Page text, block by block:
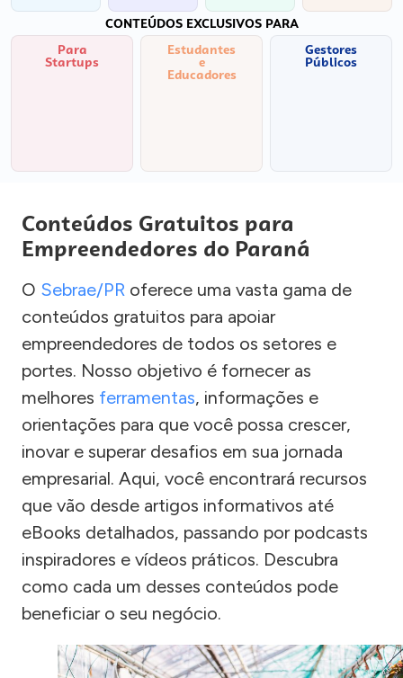
CONTEÚDOS EXCLUSIVOS PARA
Para
Startups
Estudantes
e
Educadores
Gestores
Públicos
Conteúdos Gratuitos para
Empreendedores do Paraná
O Sebrae/PR oferece uma vasta gama de
conteúdos gratuitos para apoiar
empreendedores de todos os setores e
portes. Nosso objetivo é fornecer as
melhores ferramentas, informações e
orientações para que você possa crescer,
inovar e superar desafios em sua jornada
empresarial. Aqui, você encontrará recursos
que vão desde artigos informativos até
eBooks detalhados, passando por podcasts
inspiradores e vídeos práticos. Descubra
como cada um desses conteúdos pode
beneficiar o seu negócio.